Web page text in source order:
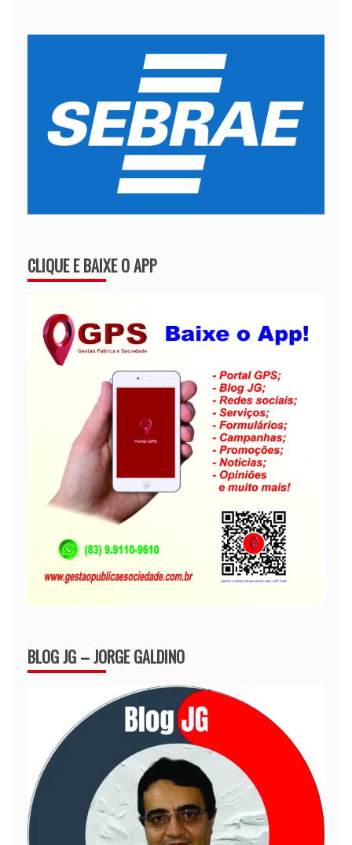
CLIQUE E BAIXE O APP
BLOG JG – JORGE GALDINO